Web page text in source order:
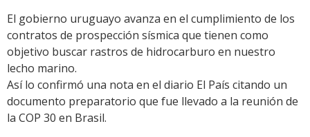
El gobierno uruguayo avanza en el cumplimiento de los
contratos de prospección sísmica que tienen como
objetivo buscar rastros de hidrocarburo en nuestro
lecho marino.
Así lo confirmó una nota en el diario El País citando un
documento preparatorio que fue llevado a la reunión de
la COP 30 en Brasil.